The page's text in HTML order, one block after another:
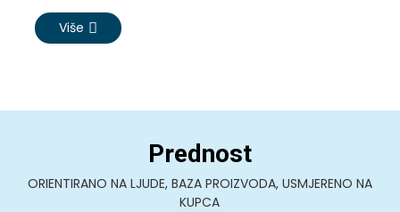
Više
Prednost
ORIENTIRANO NA LJUDE, BAZA PROIZVODA, USMJERENO NA
KUPCA